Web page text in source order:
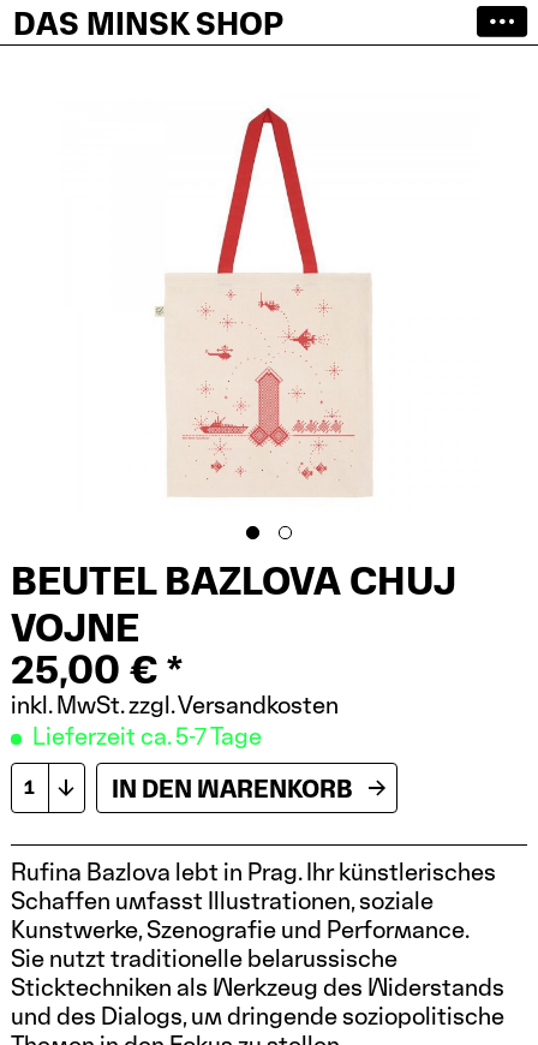
DAS MINSK SHOP
BEUTEL BAZLOVA CHUJ
VOJNE
25,00 € *
inkl. MwSt.zzgl. Versandkosten
Lieferzeit ca. 5-7 Tage
IN DEN WARENKORB
Rufina Bazlova lebt in Prag. Ihr künstlerisches
Schaffen umfasst Illustrationen, soziale
Kunstwerke, Szenografie und Performance.
Sie nutzt traditionelle belarussische
Sticktechniken als Werkzeug des Widerstands
und des Dialogs, um dringende soziopolitische